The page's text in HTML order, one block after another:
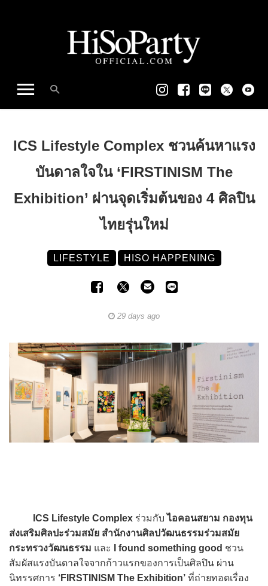
ICS Lifestyle Complex ชวนค้นหาแรง
บันดาลใจใน ‘FIRSTINISM The
Exhibition’ ผ่านจุดเริ่มต้นของ 4 ศิลปิน
ไทยรุ่นใหม่
LIFESTYLE HISO HAPPENING
29 days ago
ICS Lifestyle Complex ร่วมกับไอคอนสยาม กองทุน
ส่งเสริมศิลปะร่วมสมัย สำนักงานศิลปวัฒนธรรมร่วมสมัย
กระทรวงวัฒนธรรม และ I found something good ชวน
สัมผัสแรงบันดาลใจจากก้าวแรกของการเป็นศิลปิน ผ่าน
นิทรรศการ ‘FIRSTINISM The Exhibition’ ที่ถ่ายทอดเรื่อง